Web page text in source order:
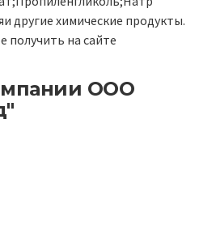
другие химические продукты.
получить на сайте
ООО